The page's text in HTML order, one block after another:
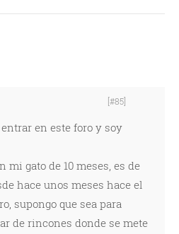
[#85]
entrar en este foro y soy
mi gato de 10 meses, es de
hace unos meses hace el
supongo que sea para
de rincones donde se mete